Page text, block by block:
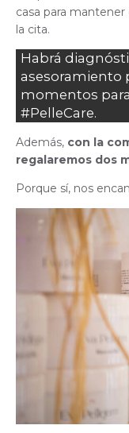
casa para
la cita.
Habrá
asesoramiento
momentos
#PelleCare.
Además, con la
regalaremos dos
Porque sí, nos